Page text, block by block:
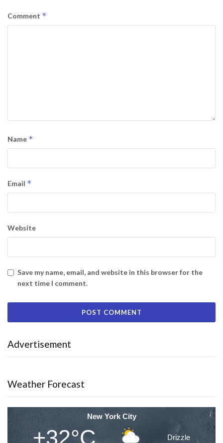
Comment *
Name *
Email *
Website
Save my name, email, and website in this browser for the
next time I comment.
Advertisement
Weather Forecast
New York City
+32°C Drizzle